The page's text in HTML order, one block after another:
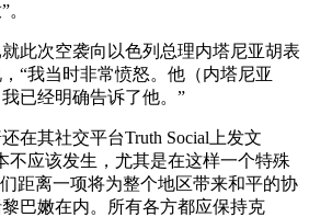
此次空袭向以色列总理内塔尼亚胡表
“我当时非常愤怒。他（内塔尼亚
已经明确告诉了他。”
在其社交平台Truth Social上发文
不应该发生，尤其是在这样一个特殊
距离一项将为整个地区带来和平的协
巴嫩在内。所有各方都应保持克